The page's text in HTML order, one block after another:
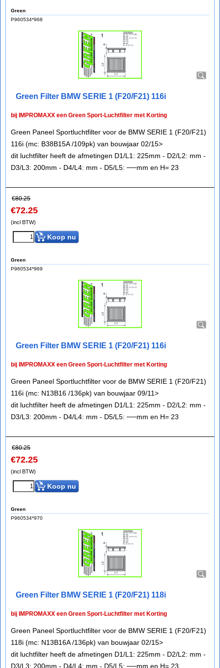
Green
P960534*968
Green Filter BMW SERIE 1 (F20/F21) 116i
bij IMPROMAXX een Green Sport-Luchtfilter met Korting
Green Paneel Sportluchtfilter voor de BMW SERIE 1 (F20/F21)
116i (mc: B38B15A /109pk) van bouwjaar 02/15>
dit luchtfilter heeft de afmetingen D1/L1: 225mm - D2/L2: mm -
D3/L3: 200mm - D4/L4: mm - D5/L5: ──mm en H= 23
€80.25
€72.25
(incl BTW)
Koop nu
Green
P960534*969
Green Filter BMW SERIE 1 (F20/F21) 116i
bij IMPROMAXX een Green Sport-Luchtfilter met Korting
Green Paneel Sportluchtfilter voor de BMW SERIE 1 (F20/F21)
116i (mc: N13B16 /136pk) van bouwjaar 09/11>
dit luchtfilter heeft de afmetingen D1/L1: 225mm - D2/L2: mm -
D3/L3: 200mm - D4/L4: mm - D5/L5: ──mm en H= 23
€80.25
€72.25
(incl BTW)
Koop nu
Green
P960534*970
Green Filter BMW SERIE 1 (F20/F21) 118i
bij IMPROMAXX een Green Sport-Luchtfilter met Korting
Green Paneel Sportluchtfilter voor de BMW SERIE 1 (F20/F21)
118i (mc: N13B16A /136pk) van bouwjaar 02/15>
dit luchtfilter heeft de afmetingen D1/L1: 225mm - D2/L2: mm -
D3/L3: 200mm - D4/L4: mm - D5/L5: ──mm en H= 23